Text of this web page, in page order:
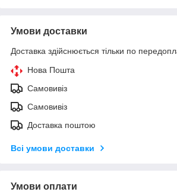
Умови доставки
Доставка здійснюється тільки по
Нова Пошта
Самовивіз
Самовивіз
Доставка поштою
Всі умови доставки
Умови оплати